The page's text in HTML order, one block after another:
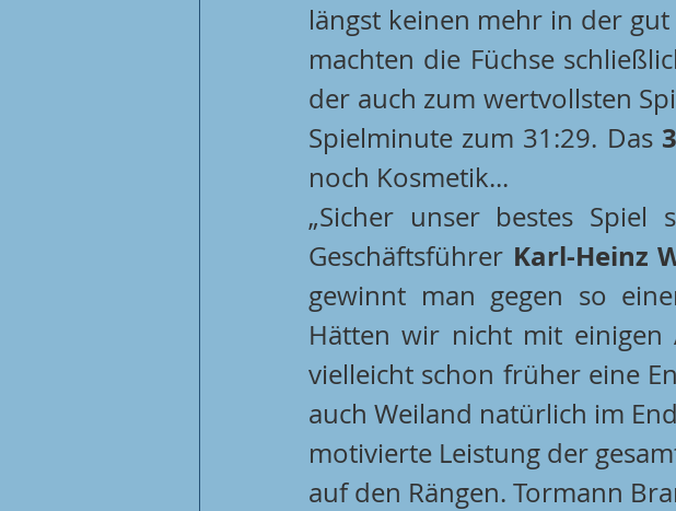
längst keinen mehr in der
machten die Füchse
der auch zum wertvollsten
Spielminute zum 31:29. Das
noch Kosmetik...
„Sicher unser bestes Spiel
Geschäftsführer Karl-Heinz
gewinnt man gegen so
Hätten wir nicht mit einigen
vielleicht schon früher eine
auch Weiland natürlich im
motivierte Leistung der
auf den Rängen. Tormann